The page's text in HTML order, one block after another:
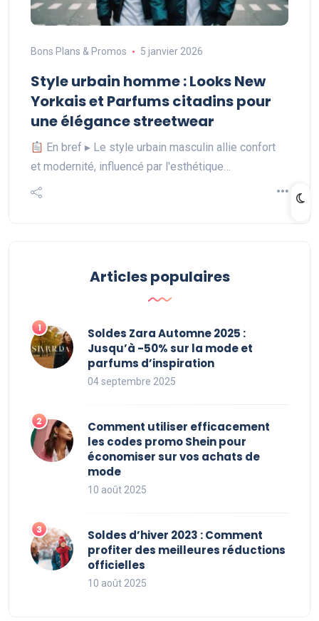
Bons Plans & Promos 5 janvier 2026
Style urbain homme : Looks New
Yorkais et Parfums citadins pour
une élégance streetwear
En bref ▸ Le style urbain masculin allie confort
et modernité, influencé par l'esthétique…
Articles populaires
Soldes Zara Automne 2025 :
Jusqu’à -50% sur la mode et
parfums d’inspiration
04 septembre 2025
Comment utiliser efficacement
les codes promo Shein pour
économiser sur vos achats de
mode
10 août 2025
Soldes d’hiver 2023 : Comment
profiter des meilleures réductions
officielles
10 août 2025